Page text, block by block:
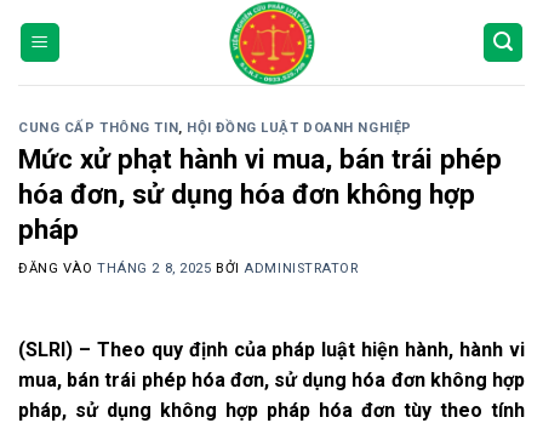
CUNG CẤP THÔNG TIN, HỘI ĐỒNG LUẬT DOANH NGHIỆP
Mức xử phạt hành vi mua, bán trái phép
hóa đơn, sử dụng hóa đơn không hợp
pháp
ĐĂNG VÀOTHÁNG 2 8, 2025 BỞIADMINISTRATOR
(SLRI) – Theo quy định của pháp luật hiện hành, hành vi
mua, bán trái phép hóa đơn, sử dụng hóa đơn không hợp
pháp, sử dụng không hợp pháp hóa đơn tùy theo tính